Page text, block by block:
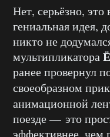
Нет, серьёзно,
гениальная идея,
никто не
мультипликатора
ранее провернул
своеобразном
анимационной
поезде — это
эффективнее, чем